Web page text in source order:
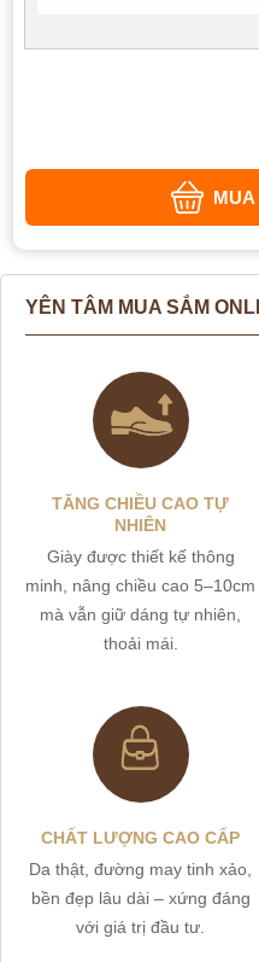
MUA
YÊN TÂM MUA SẮM
TĂNG CHIỀU CAO TỰ
NHIÊN
Giày được thiết kế thông
minh, nâng chiều cao 5–10cm
mà vẫn giữ dáng tự nhiên,
thoải mái.
CHẤT LƯỢNG CAO CẤP
Da thật, đường may tinh xảo,
bền đẹp lâu dài – xứng đáng
với giá trị đầu tư.